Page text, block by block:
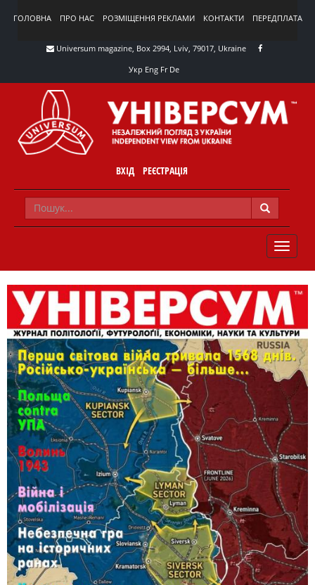
ГОЛОВНА ПРО НАС РОЗМІЩЕННЯ РЕКЛАМИ КОНТАКТИ ПЕРЕДПЛАТА
Universum magazine, Box 2994, Lviv, 79017, Ukraine
Укр Eng Fr De
ВХІД РЕЄСТРАЦІЯ
TOGGLE